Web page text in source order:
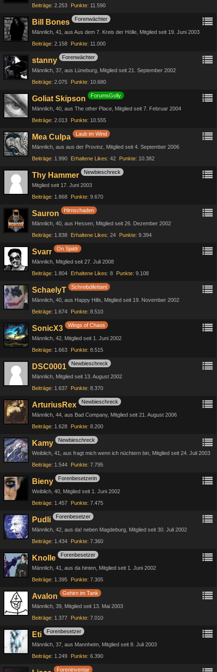
Beiträge 2.253 Punkte 11.590
Bill Bones Forenwächter
Männlich 41 aus Aus dem 7. Kreis der Hölle Mitglied seit 19. Juni 2003
Beiträge 2.158 Punkte 11.000
stanny Forenwächter
Männlich 37 aus Lüneburg Mitglied seit 21. September 2002
Beiträge 2.075 Punkte 10.680
Goliat Skipson ForumsGolly
Männlich 40 aus The other Place Mitglied seit 7. Februar 2004
Beiträge 2.013 Punkte 10.555
Mea Culpa Laub im Wind
Männlich aus aus der Provinz
Mitglied seit 4. September 2006
Beiträge 1.990 Erhaltene Likes 42 Punkte 10.382
Thy Hammer Newbieschreck
Mitglied seit 17. Juni 2003
Beiträge 1.868 Punkte 9.670
Sauron Hirnschaden
Männlich 40 aus Hessen Mitglied seit 26. Dezember 2002
Beiträge 1.838 Erhaltene Likes 24 Punkte 9.394
Svarr On Sjaldr
Männlich Mitglied seit 27. Juli 2008
Beiträge 1.804 Erhaltene Likes 8 Punkte 9.108
SchaelyT Schreibdilettant
Männlich 40 aus Happy Hills
Mitglied seit 19. November 2002
Beiträge 1.674 Punkte 8.510
SonicX3 Wings of Chaos
Männlich 42 Mitglied seit 1. Juni 2002
Beiträge 1.663 Punkte 8.515
DSC0001 Newbieschreck
Männlich Mitglied seit 13. August 2002
Beiträge 1.637 Punkte 8.370
ArturiusRex Newbieschreck
Männlich 44 aus Bad Company Mitglied seit 21. August 2006
Beiträge 1.628 Punkte 8.200
Kamy Newbieschreck
Weiblich 41 aus fragt mich wenn ich nüchtern bin Mitglied seit 24. Juli 2003
Beiträge 1.544 Punkte 7.795
Bieny Forenbesetzerin
Weiblich 40 Mitglied seit 1. Juni 2002
Beiträge 1.457 Punkte 7.475
Pudli Forenbesetzer
Männlich 42 aus da! neben Magdeburg Mitglied seit 30. Juli 2002
Beiträge 1.434 Punkte 7.360
Knolle Forenbesetzer
Männlich 41 aus da hinten Mitglied seit 1. Juni 2002
Beiträge 1.395 Punkte 7.305
Avalon Gehirn im Tank
Männlich 39 Mitglied seit 13. Mai 2003
Beiträge 1.377 Punkte 7.010
Eti Forenbesetzer
Männlich 37 aus Mannheim Mitglied seit 8. Juli 2003
Beiträge 1.249 Punkte 6.390
Foreninventar